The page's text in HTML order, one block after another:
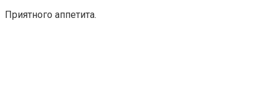
Приятного аппетита.